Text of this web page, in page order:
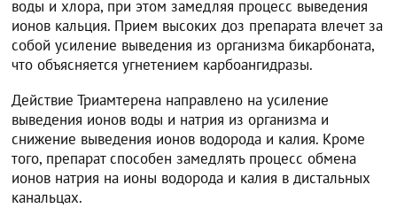
воды и хлора, при этом замедляя процесс выведения
ионов кальция. Прием высоких доз препарата влечет за
собой усиление выведения из организма бикарбоната,
что объясняется угнетением карбоангидразы.
Действие Триамтерена направлено на усиление
выведения ионов воды и натрия из организма и
снижение выведения ионов водорода и калия. Кроме
того, препарат способен замедлять процесс обмена
ионов натрия на ионы водорода и калия в дистальных
канальцах.